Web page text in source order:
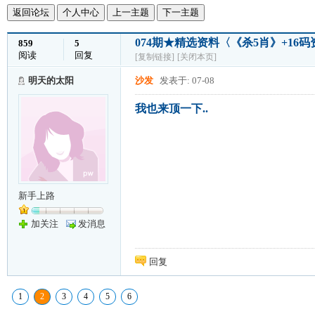
返回论坛 个人中心 上一主题 下一主题
859
阅读
5
回复
074期★精选资料〈《杀5肖》+16
[复制链接] [关闭本页]
明天的太阳
新手上路
加关注 发消息
沙发 发表于: 07-08
我也来顶一下..
回复
1 2 3 4 5 6